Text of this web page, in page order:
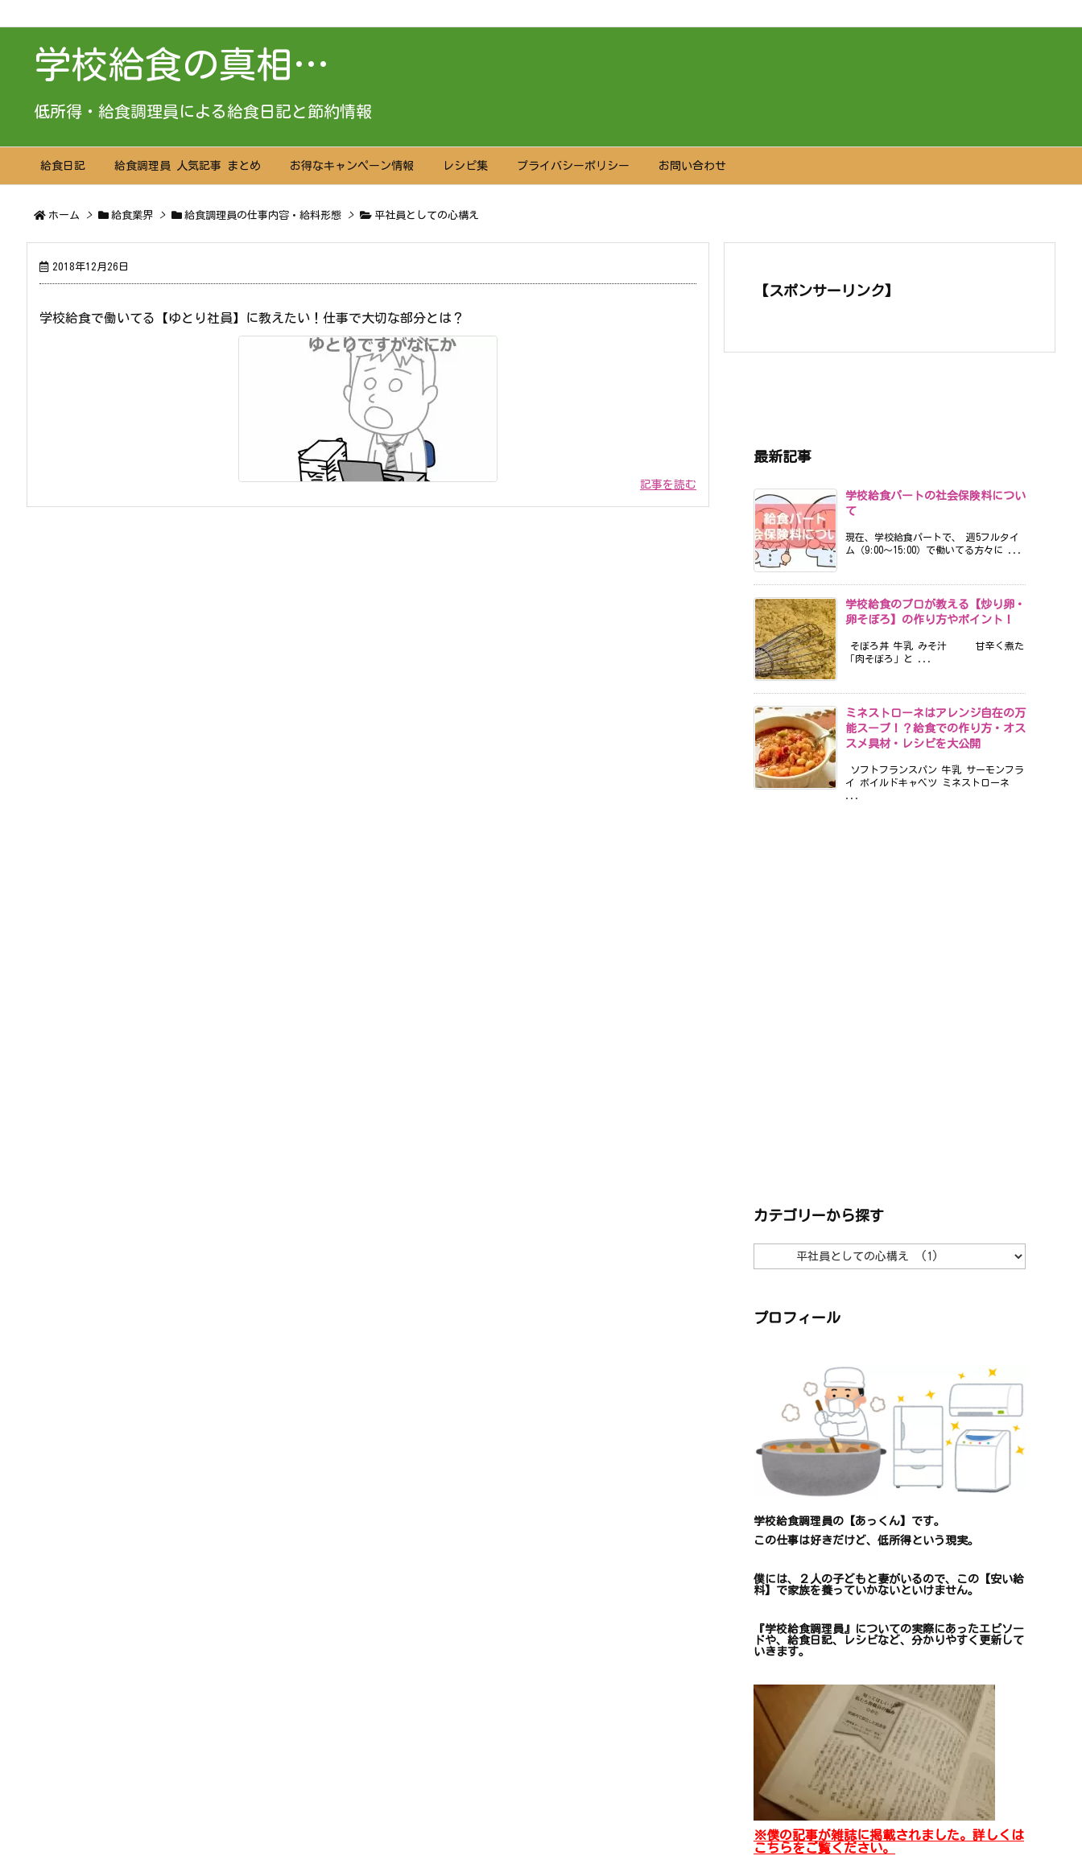
学校給食の真相…
低所得・給食調理員による給食日記と節約情報
給食日記 給食調理員 人気記事 まとめ お得なキャンペーン情報 レシピ集 プライバシーポリシー お問い合わせ
ホーム > 給食業界 > 給食調理員の仕事内容・給料形態 > 平社員としての心構え
2018年12月26日
学校給食で働いてる【ゆとり社員】に教えたい！仕事で大切な部分とは？
記事を読む
【スポンサーリンク】
最新記事
学校給食パートの社会保険料につい
て
現在、学校給食パートで、 週5フルタイ
ム（9:00〜15:00）で働いてる方々に ...
学校給食のプロが教える【炒り卵・
卵そぼろ】の作り方やポイント！
そぼろ丼 牛乳 みそ汁 甘辛く煮た
「肉そぼろ」と ...
ミネストローネはアレンジ自在の万
能スープ！？給食での作り方・オス
スメ具材・レシピを大公開
ソフトフランスパン 牛乳 サーモンフラ
イ ボイルドキャベツ ミネストローネ
カテゴリーから探す
ゴ
ら
探
プロフィール
学校給食調理員の【あっくん】です。
この仕事は好きだけど、 低所得という現実。
僕には、２人の子どもと妻がいるので、
この【安い給
料】で家族を養っていかないといけません。
『学校給食調理員』についての実際にあったエピソー
ドや、 給食日記、レシピなど、 分かりやすく更新して
いきます。
※僕の記事が雑誌に掲載されました。詳しくは
こちらをご覧ください。